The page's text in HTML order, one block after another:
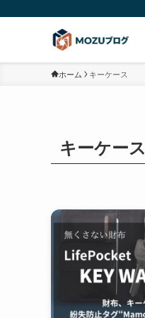
ホーム キーケース
キーケース